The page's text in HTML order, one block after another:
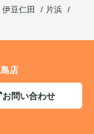
伊豆仁田
片浜
店
お問い合わせ